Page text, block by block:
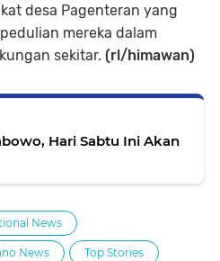
desa Pagenteran yang
mereka dalam
sekitar. (rl/himawan)
Hari Sabtu Ini Akan
News
News Top Stories